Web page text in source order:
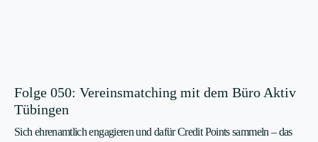
Folge 050: Vereinsmatching mit dem Büro Aktiv
Tübingen
Sich ehrenamtlich engagieren und dafür Credit Points sammeln – das